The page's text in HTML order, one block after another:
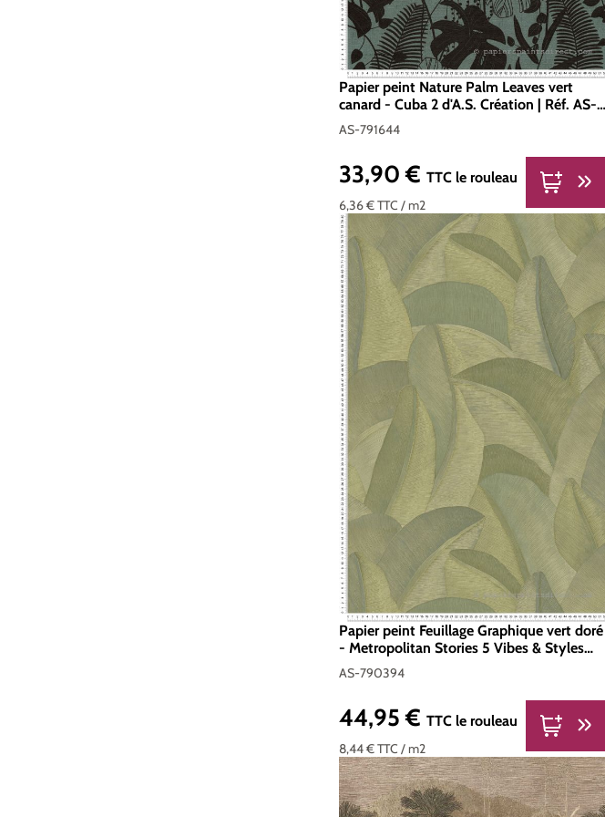
Papier peint Nature Palm Leaves vert
canard - Cuba 2 d'A.S. Création | Réf. AS-
791644
AS-791644
6,36 €TTC / m2
Prix régulier :
33,90 € TTC le rouleau
Papier peint Feuillage Graphique vert doré
- Metropolitan Stories 5 Vibes & Styles
d'A.S. Création | Réf. AS-790394
AS-790394
8,44 €TTC / m2
Prix régulier :
44,95 € TTC le rouleau